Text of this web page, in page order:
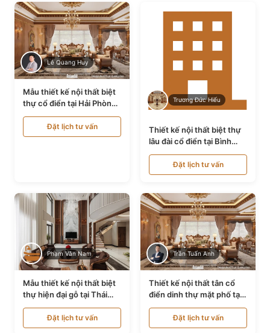
Lê Quang Huy
Mẫu thiết kế nội thất biệt
thự cổ điển tại Hải Phòng
NT24535
Đặt lịch tư vấn
Trương Đức Hiếu
Thiết kế nội thất biệt thự
lâu đài cổ điển tại Bình
Thuận NT21128
Đặt lịch tư vấn
Phạm Văn Nam
Mẫu thiết kế nội thất biệt
thự hiện đại gỗ tại Thái
Bình NT9188719
Đặt lịch tư vấn
Trần Tuấn Anh
Thiết kế nội thất tân cổ
điển dinh thự mặt phố tại
Quảng Ninh NT24531
Đặt lịch tư vấn